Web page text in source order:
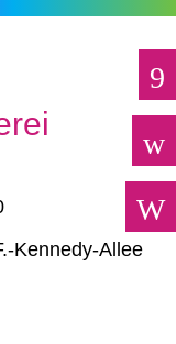
Kennedy-Allee